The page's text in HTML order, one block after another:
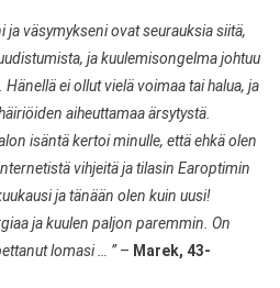
ja väsymykseni ovat seurauksia siitä,
ja kuulemisongelma johtuu
ei ollut vielä voimaa tai halua, ja
aiheuttamaa ärsytystä.
isäntä kertoi minulle, että ehkä olen
vihjeitä ja tilasin Earoptimin
ja tänään olen kuin uusi!
ja kuulen paljon paremmin. On
lomasi … ”– Marek, 43-